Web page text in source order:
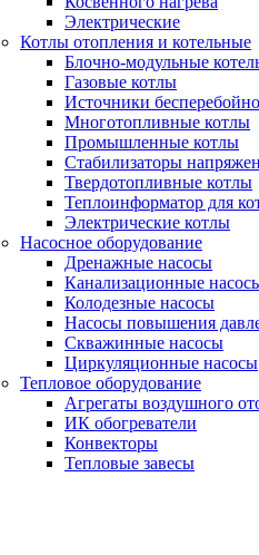
Электрические
Котлы отопления и котельные
Блочно-модульные
Газовые котлы
Источники
Многотопливные котлы
Промышленные котлы
Стабилизаторы
Твердотопливные котлы
Теплоинформатор для
Электрические котлы
Насосное оборудование
Дренажные насосы
Канализационные
Колодезные насосы
Насосы повышения
Скважинные насосы
Циркуляционные насосы
Тепловое оборудование
Агрегаты воздушного
ИК обогреватели
Конвекторы
Тепловые завесы